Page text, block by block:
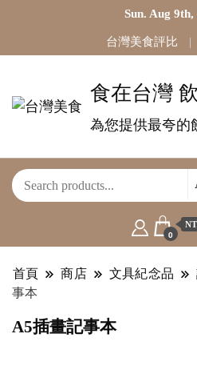
Sun. Aug 9th,
台灣美食評比
食在台灣
為您提供最夸的
0
首頁 商店 文具紀念品
事本
A5插畫記事本